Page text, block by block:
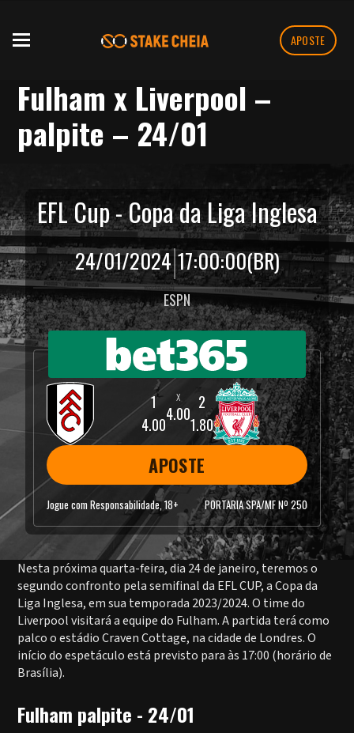
APOSTE
Fulham x Liverpool –
palpite – 24/01
EFL Cup - Copa da Liga Inglesa
24/01/2024|17:00:00(BR)
ESPN
4.00
4.00
1.80
APOSTE
Jogue com Responsabilidade, 18+ PORTARIA SPA/MF Nº 250
Nesta próxima quarta-feira, dia 24 de janeiro, teremos o
segundo confronto pela semifinal da EFL CUP, a Copa da
Liga Inglesa, em sua temporada 2023/2024. O time do
Liverpool visitará a equipe do Fulham. A partida terá como
palco o estádio Craven Cottage, na cidade de Londres. O
início do espetáculo está previsto para às 17:00 (horário de
Brasília).
Fulham palpite - 24/01